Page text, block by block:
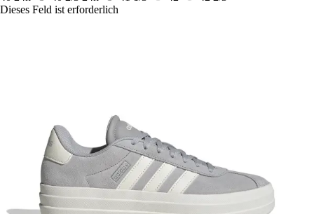
Dieses Feld ist erforderlich